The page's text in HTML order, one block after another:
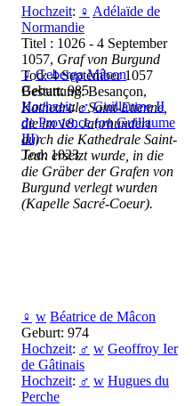
Hochzeit: ♀ Adélaïde de
Normandie
Titel : 1026 - 4 September
1057, Graf von Burgund
Tod: 4 September 1057
Bestattung: Besançon,
Kathedrale Saint-Etienne,
die im 18. Jahrhundert
durch die Kathedrale Saint-
Jean ersetzt wurde, in die
die Gräber der Grafen von
Burgund verlegt wurden
(Kapelle Sacré-Coeur).
♀ Geberga Mâcon
Geburt: 985
Hochzeit:♂ Guillaume II
de Provence (ou Guillaume
III)
Tod: 1023
♀ w Béatrice de Mâcon
Geburt: 974
Hochzeit: ♂ w Geoffroy Ier
de Gâtinais
Hochzeit: ♂ w Hugues du
Perche